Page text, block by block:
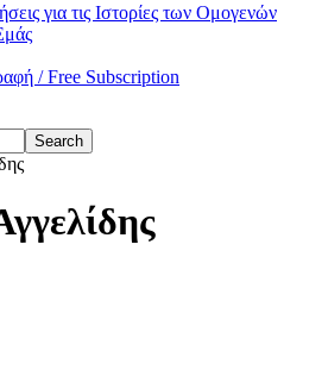
για τις Ιστορίες των Ομογενών
/ Free Subscription